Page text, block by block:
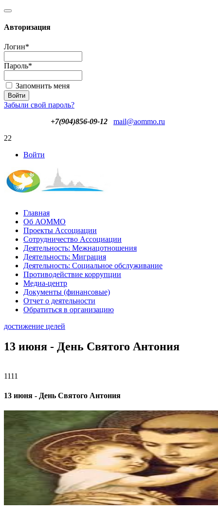
Авторизация
Логин*
Пароль*
Запомнить меня
Забыли свой пароль?
+7(904)856-09-12
mail@aommo.ru
22
Войти
Главная
Об АОММО
Проекты Ассоциации
Сотрудничество Ассоциации
Деятельность: Межнацотношения
Деятельность: Миграция
Деятельность: Социальное обслуживание
Противодействие коррупции
Медиа-центр
Документы (финансовые)
Отчет о деятельности
Обратиться в организацию
достижение целей
13 июня - День Святого Антония
1111
13 июня - День Святого Антония